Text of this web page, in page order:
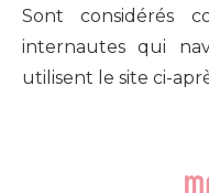
Sont considérés
internautes qui
utilisent le site ci-